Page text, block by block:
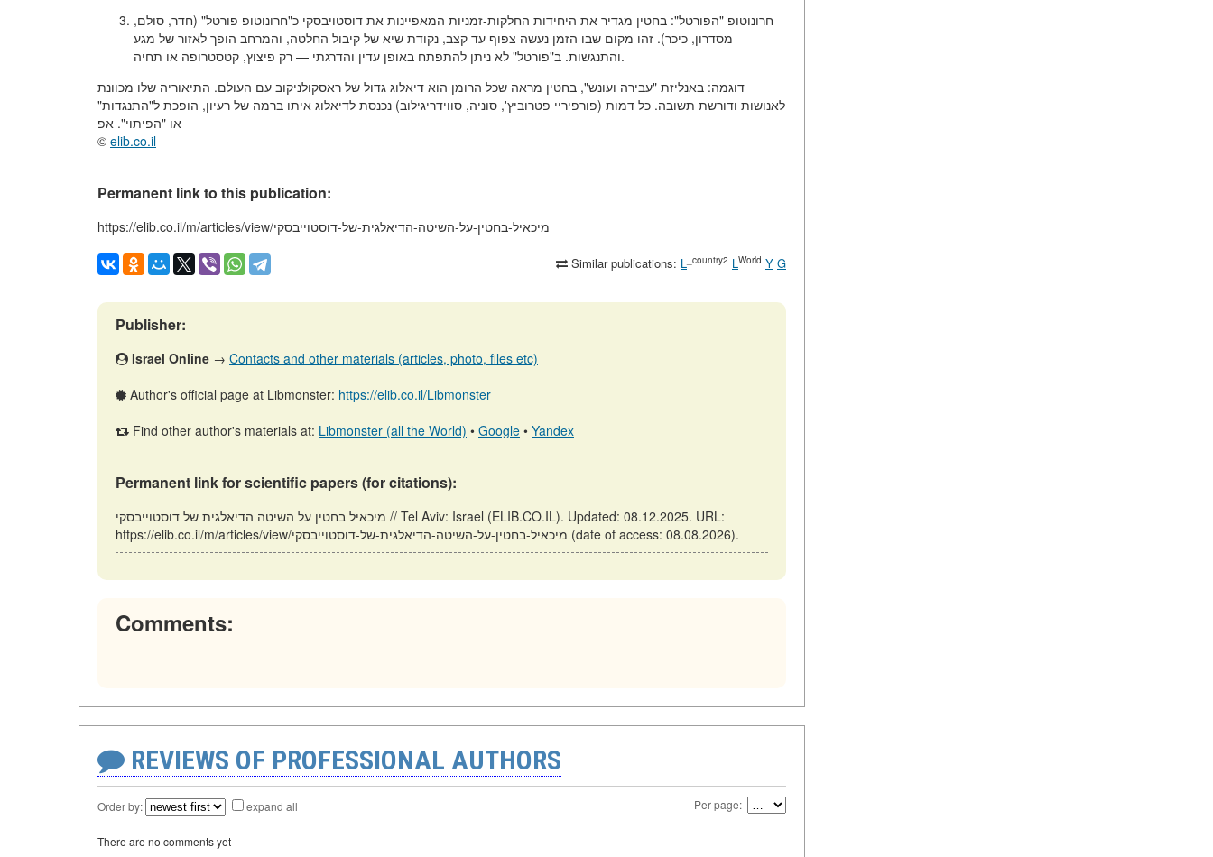
חרונוטופ "הפורטל": בחטין מגדיר את היחידות החלקות-זמניות המאפיינות את דוסטויבסקי כ"חרונוטופ פורטל" (חדר, סולם,
מסדרון, כיכר). זהו מקום שבו הזמן נעשה צפוף עד קצב, נקודת שיא של קיבול החלטה, והמרחב הופך לאזור של מגע
והתנגשות. ב"פורטל" לא ניתן להתפתח באופן עדין והדרגתי — רק פיצוץ, קטסטרופה או תחיה.
דוגמה: באנליזת "עבירה ועונש", בחטין מראה שכל הרומן הוא דיאלוג גדול של ראסקולניקוב עם העולם. התיאוריה שלו מכוונת
לאנושות ודורשת תשובה. כל דמות (פורפיריי פטרוביץ', סוניה, סווידריגילוב) נכנסת לדיאלוג איתו ברמה של רעיון, הופכת ל"התנגדות"
או "הפיתוי". אפ
© elib.co.il
Permanent link to this publication:
https://elib.co.il/m/articles/view/מיכאיל-בחטין-על-השיטה-הדיאלגית-של-דוסטוייבסקי
Similar publications: L _country2 LWorld Y G
Publisher:
Israel Online → Contacts and other materials (articles, photo, files etc)
Author's official page at Libmonster: https://elib.co.il/Libmonster
Find other author's materials at: Libmonster (all the World) • Google • Yandex
Permanent link for scientific papers (for citations):
מיכאיל בחטין על השיטה הדיאלגית של דוסטוייבסקי // Tel Aviv: Israel (ELIB.CO.IL). Updated: 08.12.2025. URL:
https://elib.co.il/m/articles/view/מיכאיל-בחטין-על-השיטה-הדיאלגית-של-דוסטוייבסקי (date of access: 08.08.2026).
Comments:
REVIEWS OF PROFESSIONAL AUTHORS
Order by: expand all Per page:
There are no comments yet